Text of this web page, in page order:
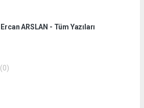
Ercan ARSLAN - Tüm Yazıları
(0)